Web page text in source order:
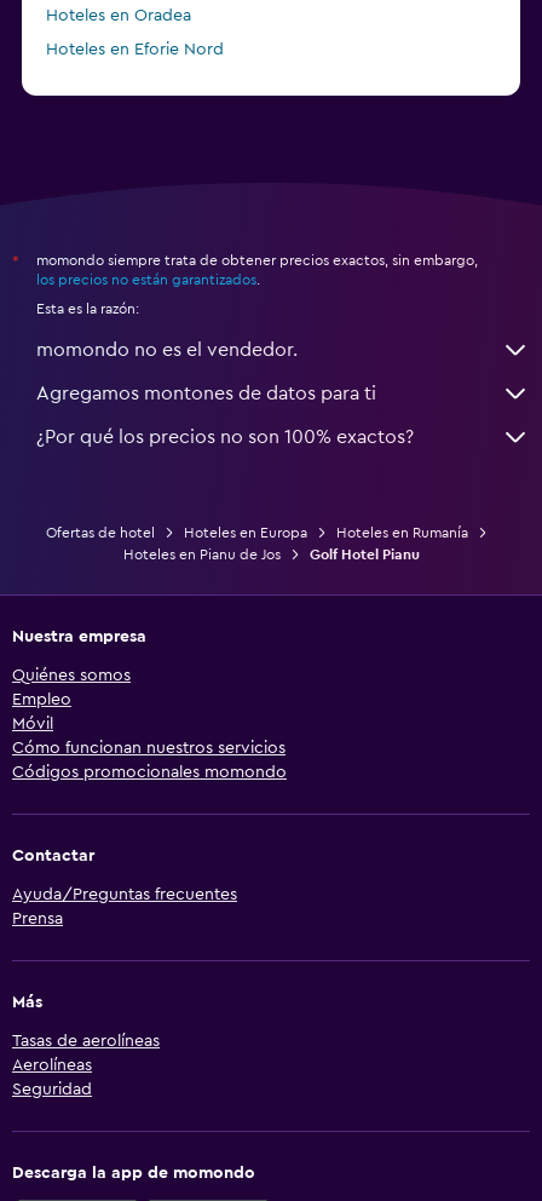
Hoteles en Oradea
Hoteles en Eforie Nord
*
momondo siempre trata de obtener precios exactos, sin embargo,
los precios no están garantizados
Esta es la razón:
momondo no es el vendedor.
Agregamos montones de datos para ti
¿Por qué los precios no son 100% exactos?
Ofertas de hotel Hoteles en Europa
Hoteles en Rumanía
Hoteles en Pianu de Jos
Golf Hotel Pianu
Nuestra empresa
Quiénes somos
Empleo
Móvil
Cómo funcionan nuestros servicios
Códigos promocionales momondo
Contactar
Ayuda/Preguntas frecuentes
Prensa
Más
Tasas de aerolíneas
Aerolíneas
Seguridad
Descarga la app de momondo